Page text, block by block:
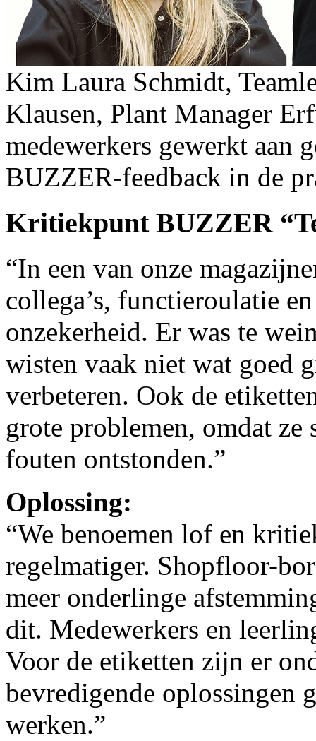
Kim Laura Schmidt,
Klausen, Plant Manager
medewerkers gewerkt aan
BUZZER-feedback in de
Kritiekpunt BUZZER
“In een van onze
collega’s, functieroulatie
onzekerheid. Er was te
wisten vaak niet wat goed
verbeteren. Ook de
grote problemen, omdat
fouten ontstonden.”
Oplossing:
“We benoemen lof en
regelmatiger. Shopfloor-
meer onderlinge
dit. Medewerkers en
Voor de etiketten zijn er
bevredigende oplossingen
werken.”